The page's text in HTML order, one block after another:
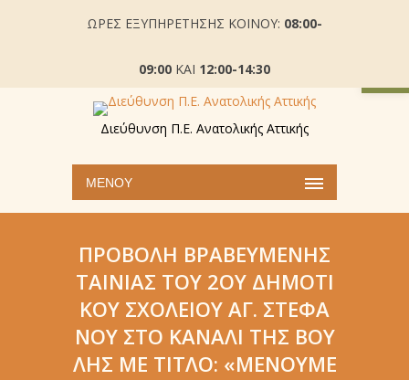
ΩΡΕΣ ΕΞΥΠΗΡΕΤΗΣΗΣ ΚΟΙΝΟΥ: 08:00-
09:00 ΚΑΙ 12:00-14:30
Διεύθυνση Π.Ε. Ανατολικής Αττικής
ΜΕΝΟΎ
ΠΡΟΒΟΛΉ ΒΡΑΒΕΥΜΈΝΗΣ
ΤΑΙΝΊΑΣ ΤΟΥ 2ΟΥ ΔΗΜΟΤΙ
ΚΟΎ ΣΧΟΛΕΊΟΥ ΑΓ. ΣΤΕΦΆ
ΝΟΥ ΣΤΟ ΚΑΝΆΛΙ ΤΗΣ ΒΟΥ
ΛΉΣ ΜΕ ΤΊΤΛΟ: «ΜΈΝΟΥΜΕ